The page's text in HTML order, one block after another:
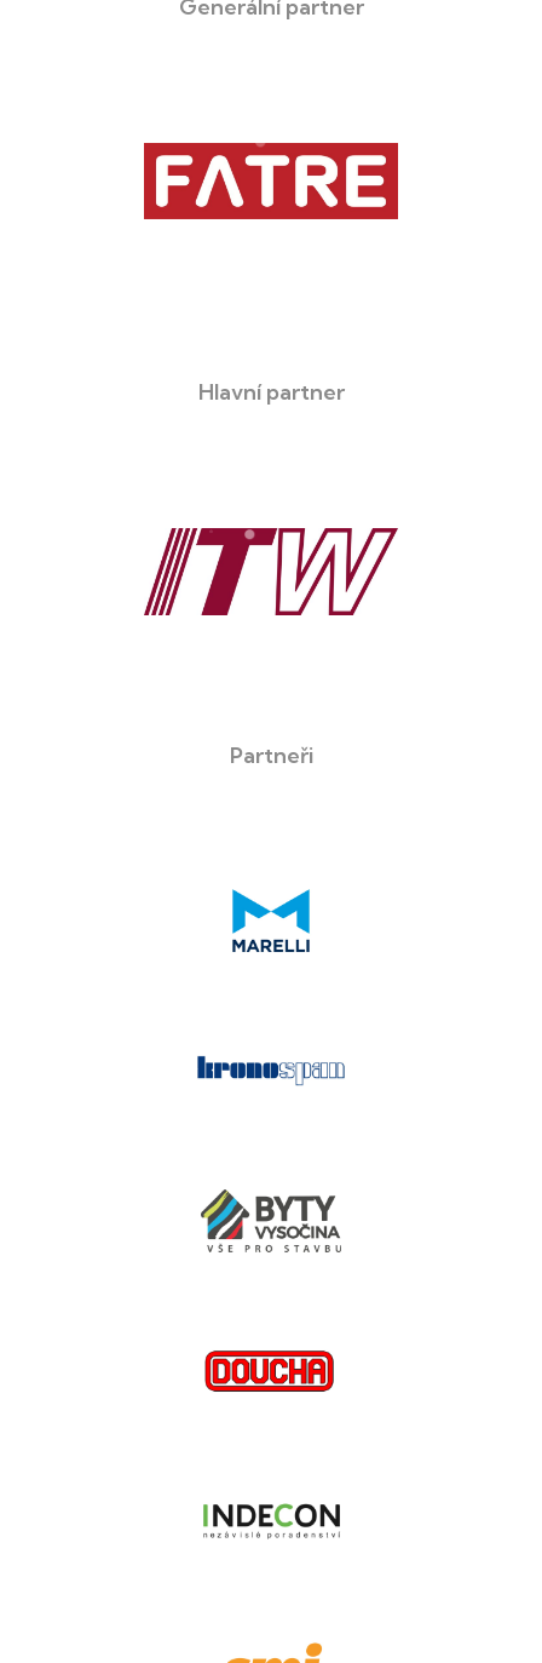
Generální partner
Hlavní partner
Partneři